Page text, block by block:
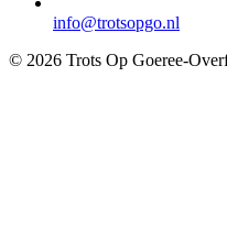
info@trotsopgo.nl
© 2026 Trots Op Goeree-